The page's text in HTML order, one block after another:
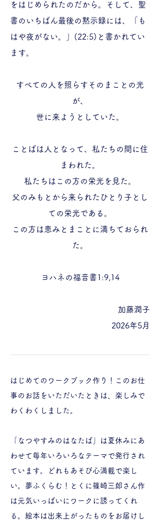
をはじめられたのだから。そして、聖
書のいちばん最後の黙示録には、「も
はや夜がない。」(22:5)と書かれてい
ます。
すべての人を照らすそのまことの光
が、
世に来ようとしていた。
ことばは人となって、私たちの間に住
まわれた。
私たちはこの方の栄光を見た。
父のみもとから来られたひとり子とし
ての栄光である。
この方は恵みとまことに満ちておられ
た。
​ヨハネの福音書1:9,14
加藤潤子
2026年5月
はじめてのワークブック作り！このお仕
事のお話をいただいたときは、楽しみで
わくわくしました。
「なつやすみのはなたば」は夏休みにあ
わせて毎年いろいろなテーマで発行され
ています。どれもあそび心満載で楽し
い。夢ふくらむ！とくに篠崎三郎さん作
は元気いっぱいにワークに誘ってくれ
る。絵本は出来上がったものをお届けし